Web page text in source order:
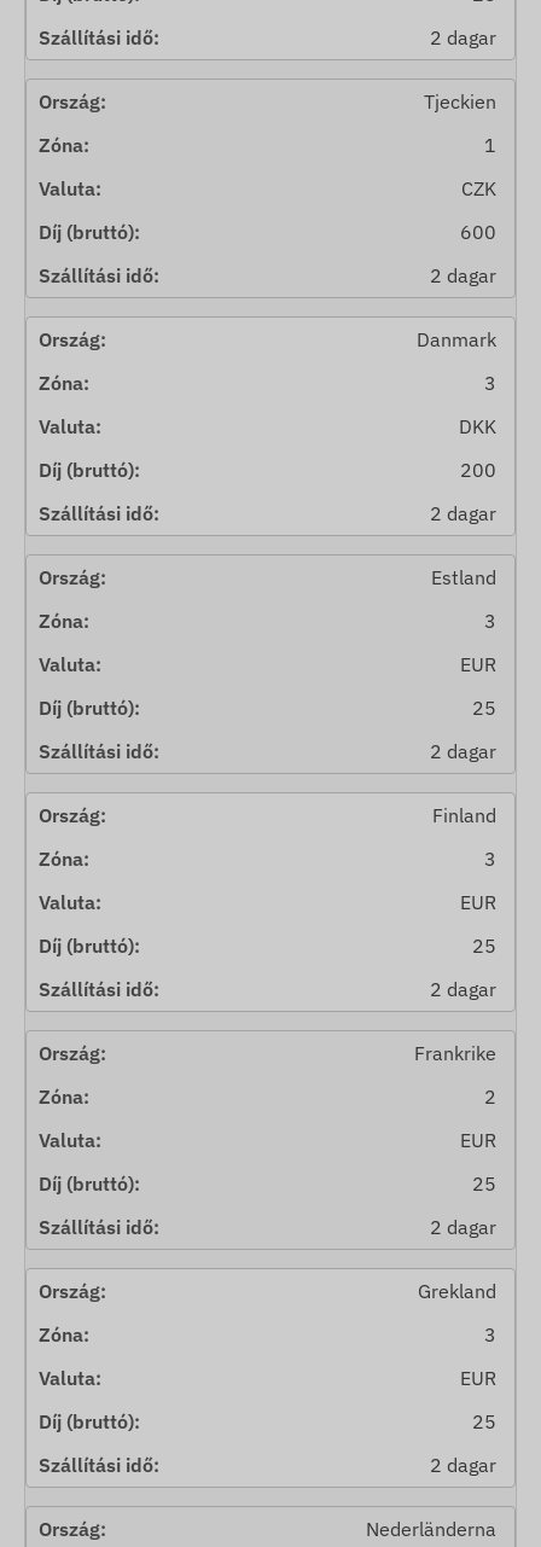
2 dagar
Tjeckien
1
CZK
600
2 dagar
Danmark
3
DKK
200
2 dagar
Estland
3
EUR
25
2 dagar
Finland
3
EUR
25
2 dagar
Frankrike
2
EUR
25
2 dagar
Grekland
3
EUR
25
2 dagar
Nederländerna